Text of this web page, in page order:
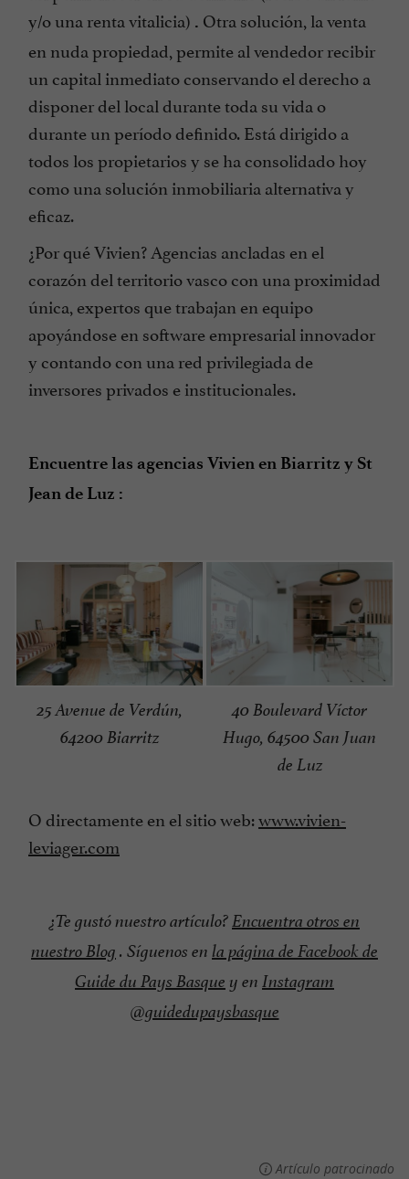
y/o una renta vitalicia) . Otra solución, la venta
en nuda propiedad, permite al vendedor recibir
un capital inmediato conservando el derecho a
disponer del local durante toda su vida o
durante un período definido. Está dirigido a
todos los propietarios y se ha consolidado hoy
como una solución inmobiliaria alternativa y
eficaz.
¿Por qué Vivien? Agencias ancladas en el
corazón del territorio vasco con una proximidad
única, expertos que trabajan en equipo
apoyándose en software empresarial innovador
y contando con una red privilegiada de
inversores privados e institucionales.
Encuentre las agencias Vivien en Biarritz y St
Jean de Luz :
25 Avenue de Verdún,
64200 Biarritz
40 Boulevard Víctor
Hugo, 64500 San Juan
de Luz
O directamente en el sitio web:www.vivien-
leviager.com
¿Te gustó nuestro artículo?Encuentra otros en
nuestro Blog . Síguenos en la página de Facebook de
Guide du Pays Basque y en Instagram
@guidedupaysbasque
Artículo patrocinado